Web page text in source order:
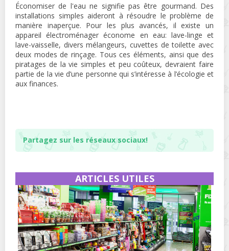
Économiser de l'eau ne signifie pas être gourmand. Des
installations simples aideront à résoudre le problème de
manière inaperçue. Pour les plus avancés, il existe un
appareil électroménager économe en eau: lave-linge et
lave-vaisselle, divers mélangeurs, cuvettes de toilette avec
deux modes de rinçage. Tous ces éléments, ainsi que des
piratages de la vie simples et peu coûteux, devraient faire
partie de la vie d’une personne qui s’intéresse à l’écologie et
aux finances.
Partagez sur les réseaux sociaux!
ARTICLES UTILES